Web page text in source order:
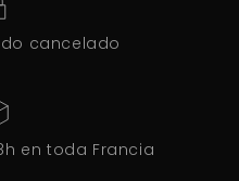
cancelado
en toda Francia